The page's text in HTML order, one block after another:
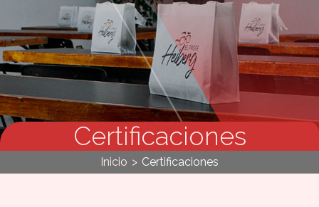
Certificaciones
Inicio > Certificaciones